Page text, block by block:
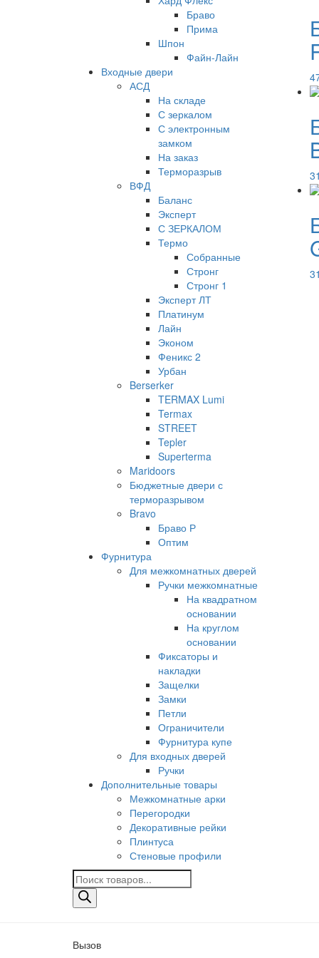
Браво
Прима
Шпон
Файн-Лайн
Входные двери
АСД
На складе
С зеркалом
С электронным
замком
На заказ
Терморазрыв
ВФД
Баланс
Эксперт
С ЗЕРКАЛОМ
Термо
Собранные
Стронг
Стронг 1
Эксперт ЛТ
Платинум
Лайн
Эконом
Феникс 2
Урбан
Berserker
TERMAX Lumi
Termax
STREET
Tepler
Superterma
Maridoors
Бюджетные двери с
терморазрывом
Bravo
Браво Р
Оптим
Фурнитура
Для межкомнатных дверей
Ручки межкомнатные
На квадратном
основании
На круглом
основании
Фиксаторы и
накладки
Защелки
Замки
Петли
Ограничители
Фурнитура купе
Для входных дверей
Ручки
Дополнительные товары
Межкомнатные арки
Перегородки
Декоративные рейки
Плинтуса
Стеновые профили
Поиск
товаров
Вызов